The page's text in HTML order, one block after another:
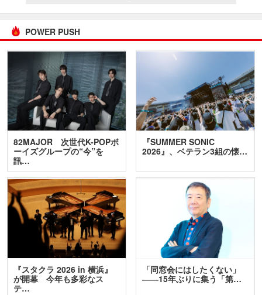
POWER PUSH
82MAJOR 次世代K-POPボ
ーイズグループの“今”を
訊…
『SUMMER SONIC
2026』、ベテラン3組の懐…
『スタクラ 2026 in 横浜』
が開幕 今年も多彩なス
テ…
「同窓会にはしたくない」
――15年ぶりに集う「第…